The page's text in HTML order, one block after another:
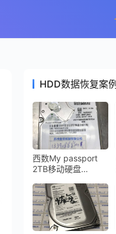
HDD数据恢复案例
西数My passport
2TB移动硬盘
11AV3S3磁头损坏划
伤盘片数据恢复成功